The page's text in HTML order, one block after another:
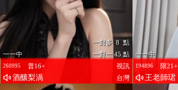
一一中
一對多 8 點
一對一 45 點
普16+
視訊
260995
酒釀梨渦 台灣
一一中
限21+
194896
王老師珺